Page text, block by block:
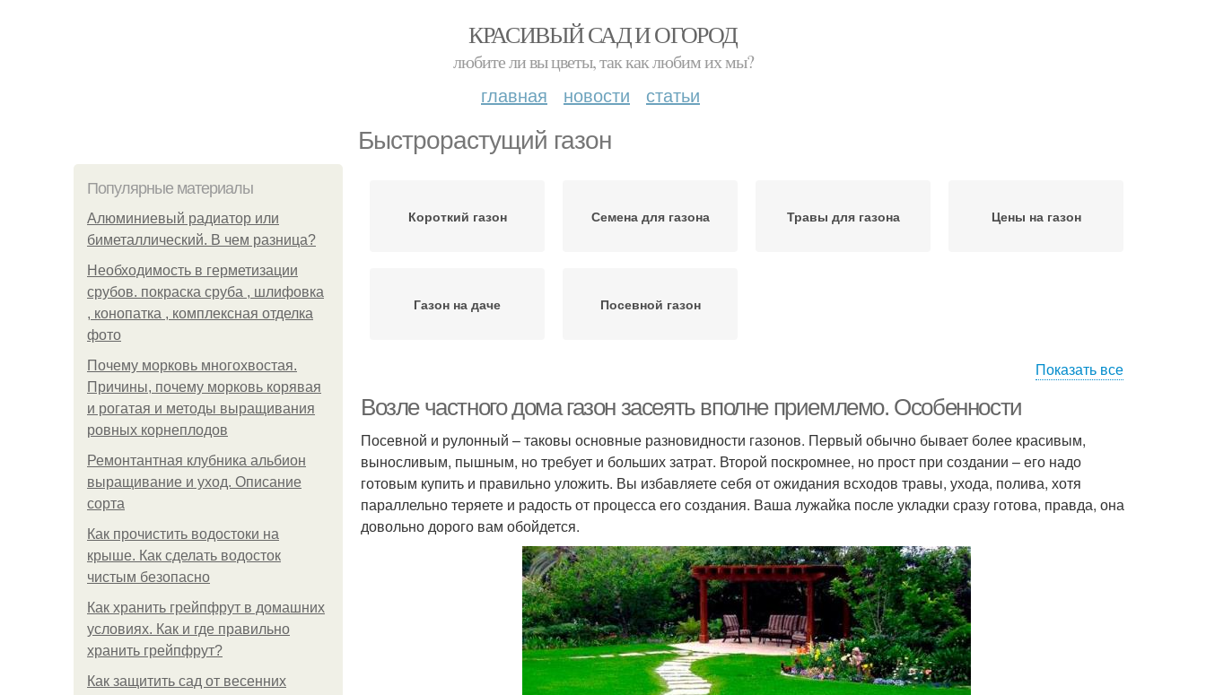
КРАСИВЫЙ САД И ОГОРОД
любите ли вы цветы, так как любим их мы?
главная новости статьи
Быстрорастущий газон
Популярные материалы
Алюминиевый радиатор или
биметаллический. В чем разница?
Необходимость в герметизации
срубов. покраска сруба , шлифовка
, конопатка , комплексная отделка
фото
Почему морковь многохвостая.
Причины, почему морковь корявая
и рогатая и методы выращивания
ровных корнеплодов
Ремонтантная клубника альбион
выращивание и уход. Описание
сорта
Как прочистить водостоки на
крыше. Как сделать водосток
чистым безопасно
Как хранить грейпфрут в домашних
условиях. Как и где правильно
хранить грейпфрут?
Как защитить сад от весенних
Короткий газон Семена для газона Травы для газона Цены на газон
Газон на даче Посевной газон
Показать все
Возле частного дома газон засеять вполне приемлемо. Особенности
Посевной и рулонный – таковы основные разновидности газонов. Первый обычно бывает более красивым,
выносливым, пышным, но требует и больших затрат. Второй поскромнее, но прост при создании – его надо
готовым купить и правильно уложить. Вы избавляете себя от ожидания всходов травы, ухода, полива, хотя
параллельно теряете и радость от процесса его создания. Ваша лужайка после укладки сразу готова, правда, она
довольно дорого вам обойдется.